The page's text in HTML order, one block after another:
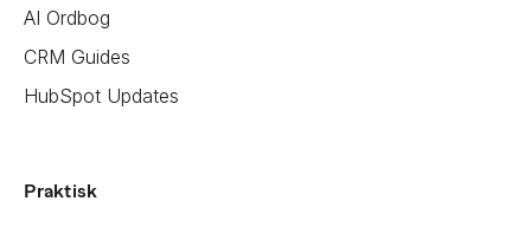
AI Ordbog
CRM Guides
HubSpot Updates
Praktisk